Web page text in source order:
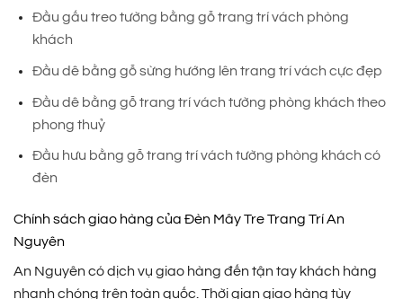
Đầu gấu treo tường bằng gỗ trang trí vách phòng
khách
Đầu dê bằng gỗ sừng hướng lên trang trí vách cực đẹp
Đầu dê bằng gỗ trang trí vách tường phòng khách theo
phong thuỷ
Đầu hưu bằng gỗ trang trí vách tường phòng khách có
đèn
Chính sách giao hàng của Đèn Mây Tre Trang Trí An
Nguyên
An Nguyên có dịch vụ giao hàng đến tận tay khách hàng
nhanh chóng trên toàn quốc. Thời gian giao hàng tùy